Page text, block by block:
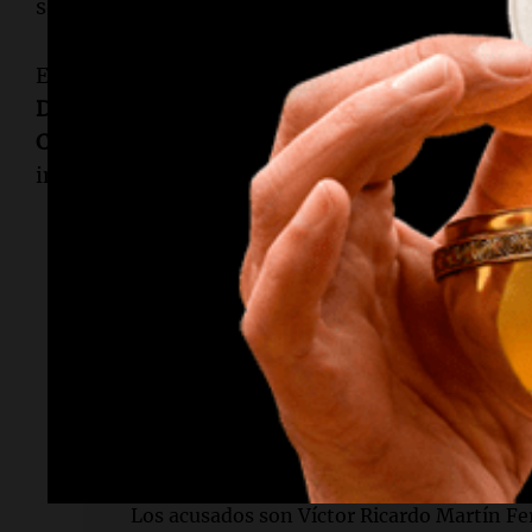
sobre
en un plazo de
En esta causa, también hay otros dos acusados.
Dougall
, falleció en abril de 2025 por
Correa
será juzgado en un proceso separado
impidieron asistir a las audiencias.
Lectura rápida
¿Qué sucedió en el juicio?
Se llevaron a cabo los alegatos finales
de Gabriel Izzo, donde la fiscalía pidió
¿Quiénes son los acusados?
Los acusados son Víctor Ricardo Martín